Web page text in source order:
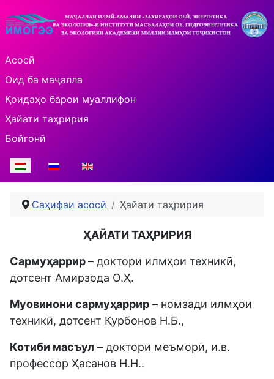
Асосӣ
Оид ба маҷалла
Қоидаҳо барои муаллифон
Ҳайати таҳририя
Бойгонӣ
Select your language
Саҳифаи асосӣ Ҳайати таҳририя
ҲАЙАТИ ТАҲРИРИЯ
Сармуҳаррир– доктори илмҳои техникӣ,
дотсент Амирзода О.Ҳ.
Муовинони сармуҳаррир – номзади илмҳои
техникӣ, дотсент Қурбонов Н.Б.,
Котиби масъул – доктори меъморӣ, и.в.
профессор Ҳасанов Н.Н..